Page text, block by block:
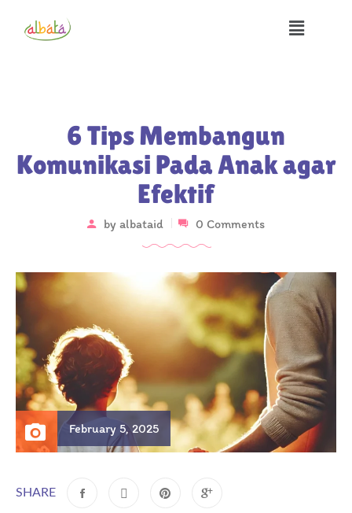
6 Tips Membangun
Komunikasi Pada Anak agar
Efektif
by albataid 0 Comments
February 5, 2025
SHARE